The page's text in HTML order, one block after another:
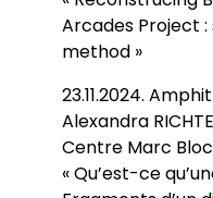
Arcades Project
method »
23.11.2024.
Alexandra
Centre Marc
« Qu’est-ce